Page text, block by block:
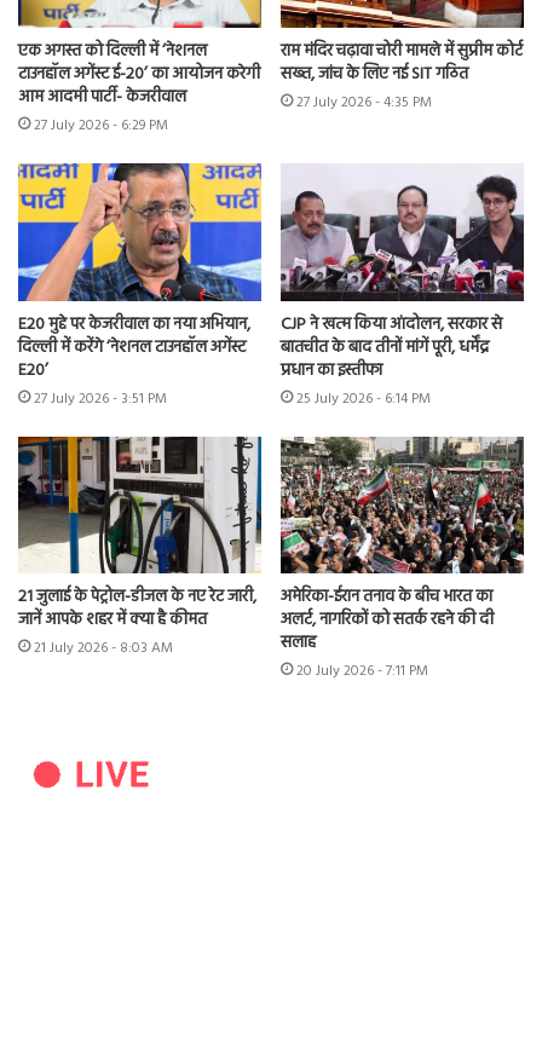
एक अगस्त को दिल्ली में ‘नेशनल
टाउनहॉल अगेंस्ट ई-20’ का आयोजन करेगी
आम आदमी पार्टी- केजरीवाल
27 July 2026 - 6:29 PM
राम मंदिर चढ़ावा चोरी मामले में सुप्रीम कोर्ट
सख्त, जांच के लिए नई SIT गठित
27 July 2026 - 4:35 PM
E20 मुद्दे पर केजरीवाल का नया अभियान,
दिल्ली में करेंगे ‘नेशनल टाउनहॉल अगेंस्ट
E20’
27 July 2026 - 3:51 PM
CJP ने खत्म किया आंदोलन, सरकार से
बातचीत के बाद तीनों मांगें पूरी, धर्मेंद्र
प्रधान का इस्तीफा
25 July 2026 - 6:14 PM
21 जुलाई के पेट्रोल-डीजल के नए रेट जारी,
जानें आपके शहर में क्या है कीमत
21 July 2026 - 8:03 AM
अमेरिका-ईरान तनाव के बीच भारत का
अलर्ट, नागरिकों को सतर्क रहने की दी
सलाह
20 July 2026 - 7:11 PM